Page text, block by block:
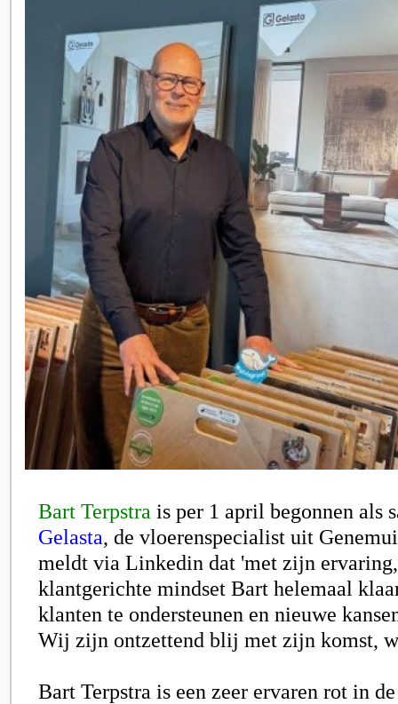
Bart Terpstra is per 1 april begonnen als
Gelasta, de vloerenspecialist uit
meldt via Linkedin dat 'met zijn
klantgerichte mindset Bart helemaal
klanten te ondersteunen en nieuwe
Wij zijn ontzettend blij met zijn komst,
Bart Terpstra is een zeer ervaren rot in